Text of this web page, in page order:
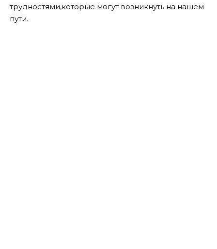
трудностями,которые могут возникнуть на нашем
пути.